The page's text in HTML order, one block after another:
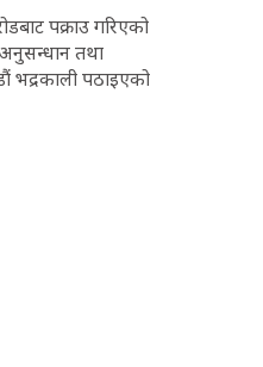
पक्राउ गरिएको
तथा
भद्रकाली पठाइएको